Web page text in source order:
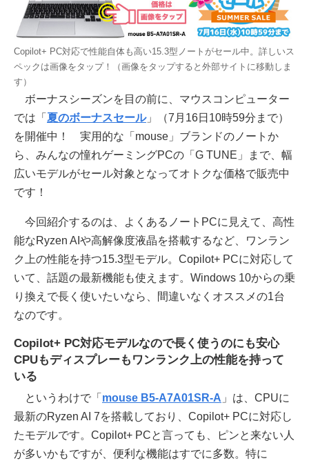
Copilot+ PC対応で性能自体も高い15.3型ノートがセール中。詳しいス
ペックは画像をタップ！（画像をタップすると外部サイトに移動しま
す）
ボーナスシーズンを目の前に、マウスコンピューター
では「 夏のボーナスセール」（7月16日10時59分まで）
を開催中！ 実用的な「mouse」ブランドのノートか
ら、みんなの憧れゲーミングPCの「G TUNE」まで、幅
広いモデルがセール対象となってオトクな価格で販売中
です！
今回紹介するのは、よくあるノートPCに見えて、高性
能なRyzen AIや高解像度液晶を搭載するなど、ワンラン
ク上の性能を持つ15.3型モデル。Copilot+ PCに対応して
いて、話題の最新機能も使えます。Windows 10からの乗
り換えで長く使いたいなら、間違いなくオススメの1台
なのです。
Copilot+ PC対応モデルなので長く使うのにも安心
CPUもディスプレーもワンランク上の性能を持って
いる
というわけで「 mouse B5-A7A01SR-A 」は、CPUに
最新のRyzen AI 7を搭載しており、Copilot+ PCに対応し
たモデルです。Copilot+ PCと言っても、ピンと来ない人
が多いかもですが、便利な機能はすでに多数。特に